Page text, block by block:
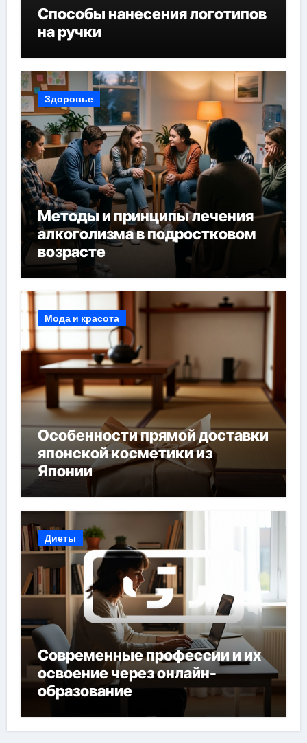
Способы нанесения логотипов
на ручки
Здоровье
Методы и принципы лечения
алкоголизма в подростковом
возрасте
Мода и красота
Особенности прямой доставки
японской косметики из
Японии
Диеты
Современные профессии и их
освоение через онлайн-
образование